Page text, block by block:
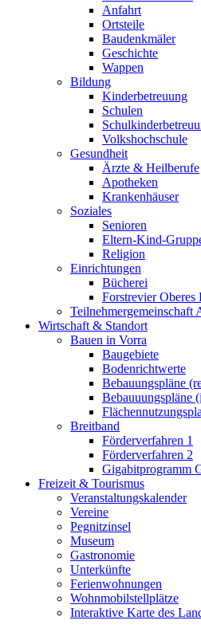
Anfahrt
Ortsteile
Baudenkmäler
Geschichte
Wappen
Bildung
Kinderbetreuung
Schulen
Volkshochschule
Gesundheit
Ärzte & Heilberufe
Apotheken
Krankenhäuser
Soziales
Senioren
Eltern-Kind-
Religion
Einrichtungen
Bücherei
Forstrevier Oberes
Teilnehmergemeinschaft
Wirtschaft & Standort
Bauen in Vorra
Baugebiete
Bodenrichtwerte
Bebauungspläne
Bebauuungspläne
Breitband
Förderverfahren 1
Förderverfahren 2
Gigabitprogramm
Freizeit & Tourismus
Veranstaltungskalender
Vereine
Pegnitzinsel
Museum
Gastronomie
Unterkünfte
Ferienwohnungen
Wohnmobilstellplätze
Interaktive Karte des